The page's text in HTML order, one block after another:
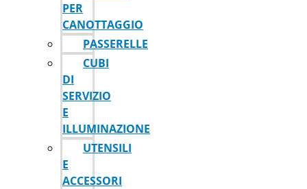
PER
CANOTTAGGIO
PASSERELLE
CUBI
DI
SERVIZIO
E
ILLUMINAZIONE
UTENSILI
E
ACCESSORI